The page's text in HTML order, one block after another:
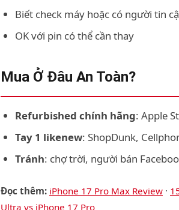
Biết check máy hoặc có người tin
OK với pin có thể cần thay
Mua Ở Đâu An Toàn?
Refurbished chính hãng: Apple
Tay 1 likenew: ShopDunk,
Tránh: chợ trời, người bán
Đọc thêm: iPhone 17 Pro Max Review ·
Ultra vs iPhone 17 Pro